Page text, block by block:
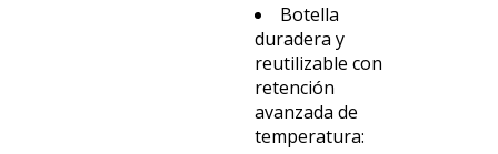
Botella
duradera y
reutilizable con
retención
avanzada de
temperatura: